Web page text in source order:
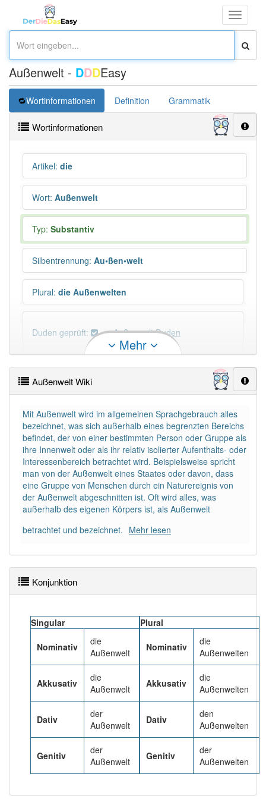
Toggle
Außenwelt - DDDEasy
Wortinformationen Definition Grammatik
Wortinformationen
Artikel: die
Wort: Außenwelt
Typ: Substantiv
Silbentrennung: Au•ßen•welt
Plural: die Außenwelten
Duden geprüft: Außenwelt Duden
PowerIndex:3
Häufigkeit: 4 von 10
Wörter mit Endung-außenwelt : 1
Wörter mit Endung-außenweltaber mit einem
anderen Artikeldie: 0
97% unserer Spielapp-Nutzer haben den Artikel
Mehr
Außenwelt Wiki
Mit Außenwelt wird im allgemeinen Sprachgebrauch alles
bezeichnet, was sich außerhalb eines begrenzten Bereichs
befindet, der von einer bestimmten Person oder Gruppe als
ihre Innenwelt oder als ihr relativ isolierter Aufenthalts- oder
Interessenbereich betrachtet wird. Beispielsweise spricht
man von der Außenwelt eines Staates oder davon, dass
eine Gruppe von Menschen durch ein Naturereignis von
der Außenwelt abgeschnitten ist. Oft wird alles, was
außerhalb des eigenen Körpers ist, als Außenwelt
betrachtet und bezeichnet. Mehr lesen
Konjunktion
Singular
Nominativ
die
Außenwelt
Akkusativ
die
Außenwelt
Dativ
der
Außenwelt
Genitiv
der
Außenwelt
Plural
Nominativ
die
Außenwelten
Akkusativ
die
Außenwelten
Dativ
den
Außenwelten
Genitiv
der
Außenwelten